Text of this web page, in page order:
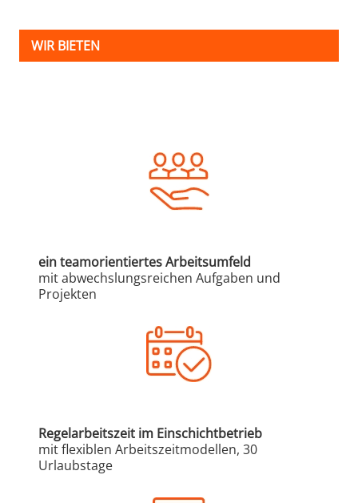
WIR BIETEN
ein teamorientiertes Arbeitsumfeld
mit abwechslungsreichen Aufgaben und
Projekten
Regelarbeitszeit im Einschichtbetrieb
mit flexiblen Arbeitszeitmodellen, 30
Urlaubstage